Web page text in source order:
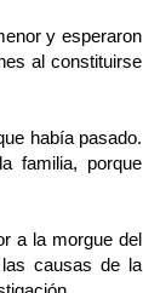
y esperaron
al constituirse
había pasado.
familia, porque
a la morgue del
causas de la